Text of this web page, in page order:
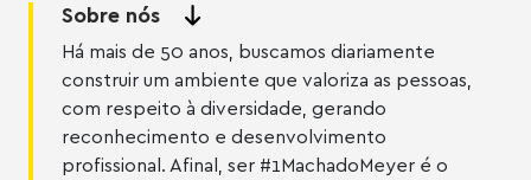
Sobre nós
Há mais de 50 anos, buscamos diariamente
construir um ambiente que valoriza as pessoas,
com respeito à diversidade, gerando
reconhecimento e desenvolvimento
profissional. Afinal, ser #1MachadoMeyer é o